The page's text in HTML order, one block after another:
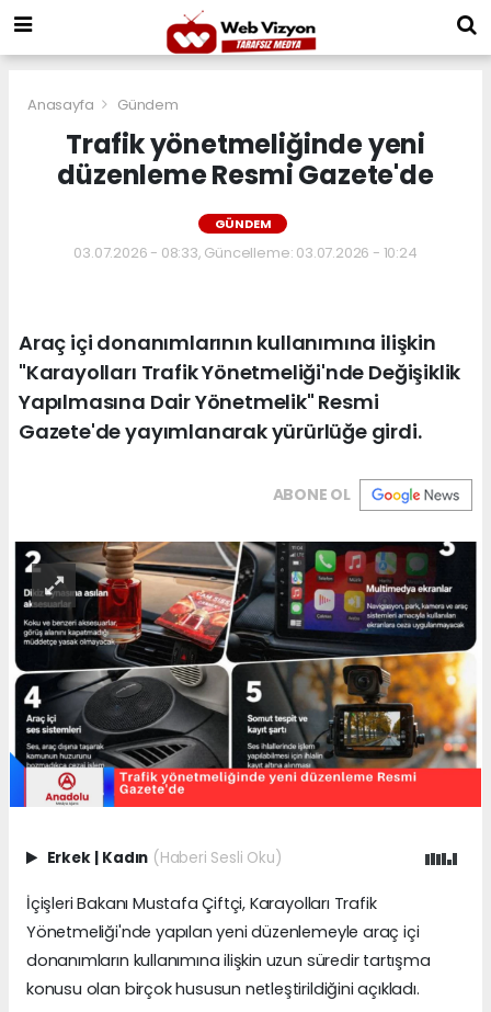
Anasayfa Gündem
Trafik yönetmeliğinde yeni
düzenleme Resmi Gazete'de
GÜNDEM
03.07.2026 - 08:33, Güncelleme: 03.07.2026 - 10:24
Araç içi donanımlarının kullanımına ilişkin
"Karayolları Trafik Yönetmeliği'nde Değişiklik
Yapılmasına Dair Yönetmelik" Resmi
Gazete'de yayımlanarak yürürlüğe girdi.
ABONE OL
Erkek | Kadın (Haberi Sesli Oku)
İçişleri Bakanı Mustafa Çiftçi, Karayolları Trafik
Yönetmeliği'nde yapılan yeni düzenlemeyle araç içi
donanımların kullanımına ilişkin uzun süredir tartışma
konusu olan birçok hususun netleştirildiğini açıkladı.